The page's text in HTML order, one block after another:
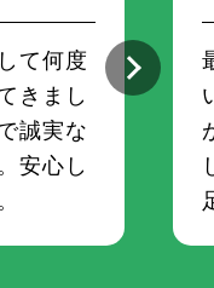
て何度
きまし
誠実な
安心し